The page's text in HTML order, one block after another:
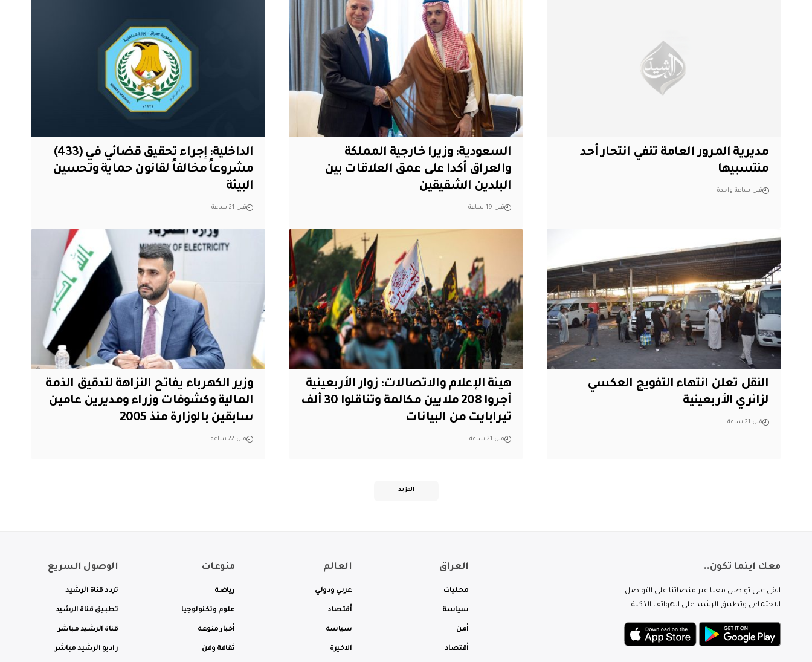
مديرية المرور العامة تنفي انتحار أحد
منتسبيها
قبل ساعة واحدة
السعودية: وزيرا خارجية المملكة
والعراق أكدا على عمق العلاقات بين
البلدين الشقيقين
قبل 19 ساعة
الداخلية: إجراء تحقيق قضائي في (433)
مشروعاً مخالفاً لقانون حماية وتحسين
البيئة
قبل 21 ساعة
النقل تعلن انتهاء التفويج العكسي
لزائري الأربعينية
قبل 21 ساعة
هيئة الإعلام والاتصالات: زوار الأربعينية
أجروا 208 ملايين مكالمة وتناقلوا 30 ألف
تيرابايت من البيانات
قبل 21 ساعة
وزير الكهرباء يفاتح النزاهة لتدقيق الذمة
المالية وكشوفات وزراء ومديرين عامين
سابقين بالوزارة منذ 2005
قبل 22 ساعة
المزيد
معك اينما تكون..
ابقى على تواصل معنا عبر منصاتنا على التواصل
الاجتماعي وتطبيق الرشيد على الهواتف الذكية.
العراق
محليات
سياسة
أمن
أقتصاد
العالم
عربي ودولي
أقتصاد
سياسة
الاخيرة
منوعات
رياضة
علوم وتكنولوجيا
أخبار منوعة
ثقافة وفن
الوصول السريع
تردد قناة الرشيد
تطبيق قناة الرشيد
قناة الرشيد مباشر
راديو الرشيد مباشر